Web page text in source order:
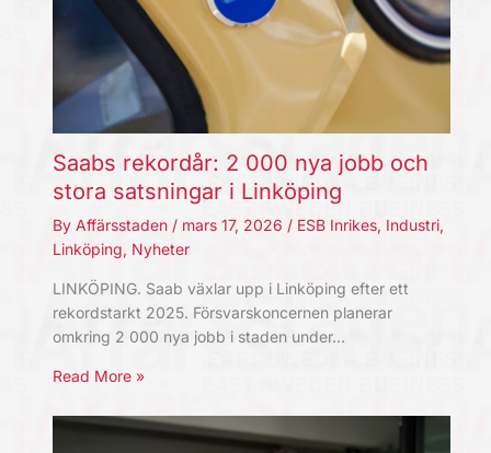
Saabs rekordår: 2 000 nya jobb och
stora satsningar i Linköping
By Affärsstaden / mars 17, 2026 / ESB Inrikes, Industri,
Linköping, Nyheter
LINKÖPING. Saab växlar upp i Linköping efter ett
rekordstarkt 2025. Försvarskoncernen planerar
omkring 2 000 nya jobb i staden under…
Read More »